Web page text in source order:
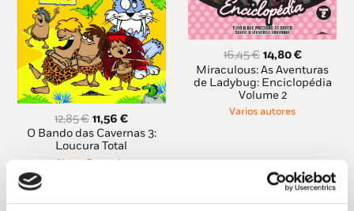
12,85€ O
preço
original
era:
11,56€O
preço
é:
O Bando das Cavernas 3:
Loucura Total
Nuno Caravela
16,45€ O
preço
original
era:
16,45 €.
14,80€O
preço
atual
Miraculous: As Aventuras
de Ladybug: Enciclopédia
Volume 2
Varios autores